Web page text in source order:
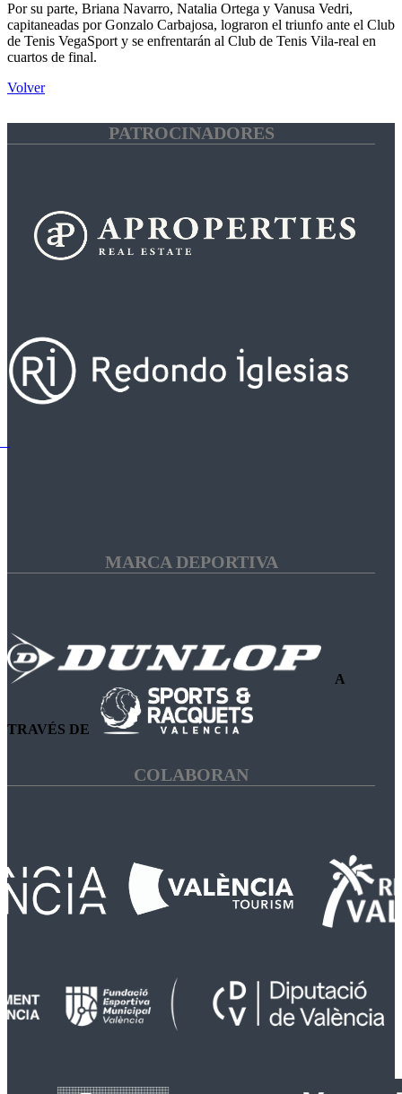
Por su parte, Briana Navarro, Natalia Ortega y Vanusa Vedri,
capitaneadas por Gonzalo Carbajosa, lograron el triunfo ante el Club
de Tenis VegaSport y se enfrentarán al Club de Tenis Vila-real en
cuartos de final.
Volver
PATROCINADORES
MARCA DEPORTIVA
A
TRAVÉS DE
COLABORAN